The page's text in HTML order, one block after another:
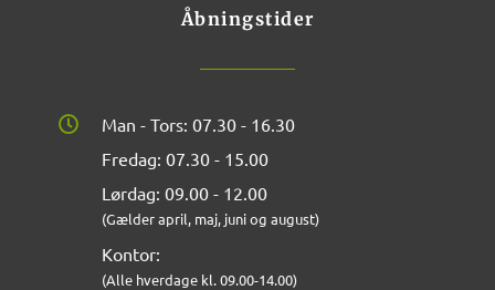
Åbningstider
Man - Tors: 07.30 - 16.30
Fredag: 07.30 - 15.00
Lørdag: 09.00 - 12.00
(Gælder april, maj, juni og august)
Kontor:
(Alle hverdage kl. 09.00-14.00)